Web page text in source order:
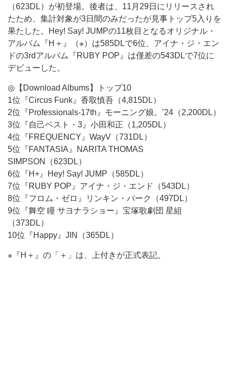
（623DL）が初登場。後者は、11月29日にリリースされ
たため、集計対象が3日間のみだったが見事トップ5入りを
果たした。Hey! Say! JUMPの11枚目となるオリジナル・
アルバム『H＋』（※）は585DLで6位、アイナ・ジ・エン
ドの3rdアルバム『RUBY POP』は僅差の543DLで7位に
デビューした。
◎【Download Albums】トップ10
1位『Circus Funk』香取慎吾（4,815DL）
2位『Professionals-17th』モーニング娘。’24（2,200DL）
3位『自己ベスト・3』小田和正（1,205DL）
4位『FREQUENCY』WayV（731DL）
5位『FANTASIA』NARITA THOMAS
SIMPSON（623DL）
6位『H+』Hey! Say! JUMP（585DL）
7位『RUBY POP』アイナ・ジ・エンド（543DL）
8位『フロム・ゼロ』リンキン・パーク（497DL）
9位『舞空 瞳 サヨナラショー』宝塚歌劇団 星組
（373DL）
10位『Happy』JIN（365DL）
※『H＋』の「＋」は、上付きが正式表記。